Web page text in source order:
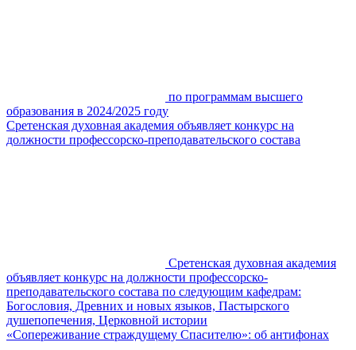
по программам высшего
образования в 2024/2025 году
Сретенская духовная академия объявляет конкурс на
должности профессорско-преподавательского состава
Сретенская духовная академия
объявляет конкурс на должности профессорско-
преподавательского состава по следующим кафедрам:
Богословия, Древних и новых языков, Пастырского
душепопечения, Церковной истории
«Сопереживание страждущему Спасителю»: об антифонах